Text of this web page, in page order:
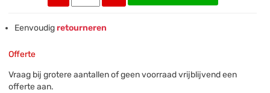
Eenvoudigretourneren
Offerte
Vraag bij grotere aantallen of geen voorraad vrijblijvend een
offerte aan.